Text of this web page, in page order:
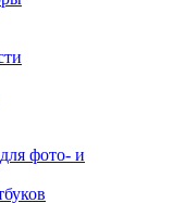
фото- и